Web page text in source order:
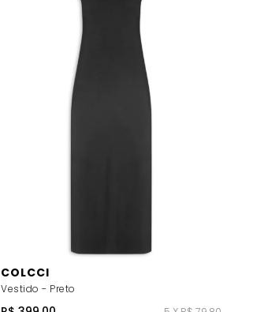
COLCCI
Vestido - Preto